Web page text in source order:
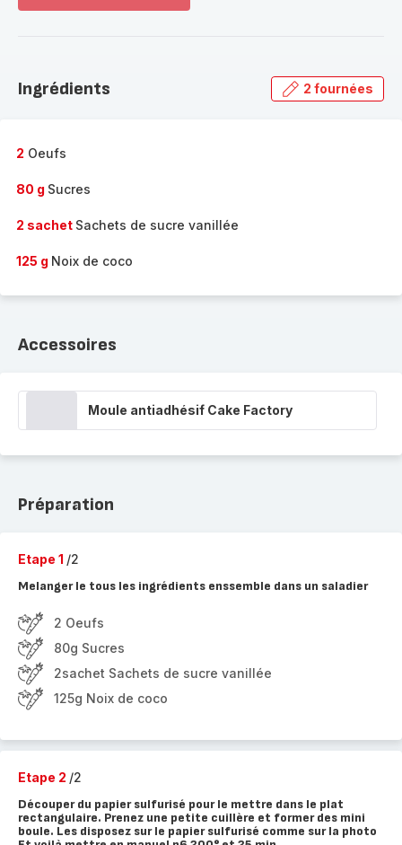
gamme
Ingrédients 2 fournées
2 Oeufs
80 g Sucres
2 sachet Sachets de sucre vanillée
125 g Noix de coco
Accessoires
Moule antiadhésif Cake Factory
Préparation
Etape 1 /2
Melanger le tous les ingrédients enssemble dans un saladier
2 Oeufs
80g Sucres
2sachet Sachets de sucre vanillée
125g Noix de coco
Etape 2 /2
Découper du papier sulfurisé pour le mettre dans le plat
rectangulaire. Prenez une petite cuillère et former des mini
boule. Les disposez sur le papier sulfurisé comme sur la photo